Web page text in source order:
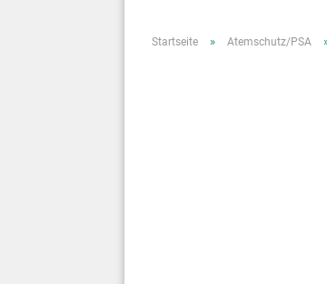
Startseite » Atemschutz/PSA